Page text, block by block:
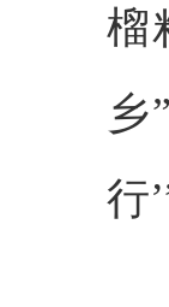
榴
乡
行